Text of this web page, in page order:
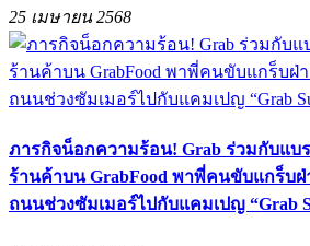
25 เมษายน 2568
ภารกิจน็อกความร้อน! Grab ร่วมกับแบ
ร้านค้าบน GrabFood พาพี่คนขับแกร็บ
ถนนช่วงซัมเมอร์ไปกับแคมเปญ “Grab